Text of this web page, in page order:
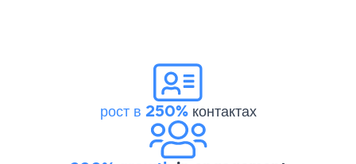
рост в 250%контактах